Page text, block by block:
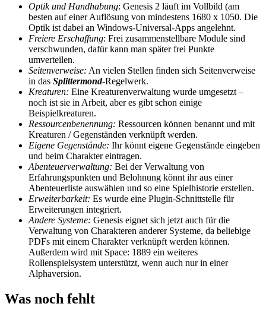
Optik und Handhabung: Genesis 2 läuft im Vollbild (am
besten auf einer Auflösung von mindestens 1680 x 1050. Die
Optik ist dabei an Windows-Universal-Apps angelehnt.
Freiere Erschaffung: Frei zusammenstellbare Module sind
verschwunden, dafür kann man später frei Punkte
umverteilen.
Seitenverweise: An vielen Stellen finden sich Seitenverweise
in das Splittermond-Regelwerk.
Kreaturen: Eine Kreaturenverwaltung wurde umgesetzt –
noch ist sie in Arbeit, aber es gibt schon einige
Beispielkreaturen.
Ressourcenbenennung: Ressourcen können benannt und mit
Kreaturen / Gegenständen verknüpft werden.
Eigene Gegenstände: Ihr könnt eigene Gegenstände eingeben
und beim Charakter eintragen.
Abenteuerverwaltung: Bei der Verwaltung von
Erfahrungspunkten und Belohnung könnt ihr aus einer
Abenteuerliste auswählen und so eine Spielhistorie erstellen.
Erweiterbarkeit: Es wurde eine Plugin-Schnittstelle für
Erweiterungen integriert.
Andere Systeme: Genesis eignet sich jetzt auch für die
Verwaltung von Charakteren anderer Systeme, da beliebige
PDFs mit einem Charakter verknüpft werden können.
Außerdem wird mit Space: 1889 ein weiteres
Rollenspielsystem unterstützt, wenn auch nur in einer
Alphaversion.
Was noch fehlt